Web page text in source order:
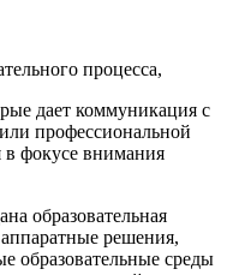
процесса,
дает коммуникация с
профессиональной
в фокусе внимания
образовательная
решения,
образовательные среды